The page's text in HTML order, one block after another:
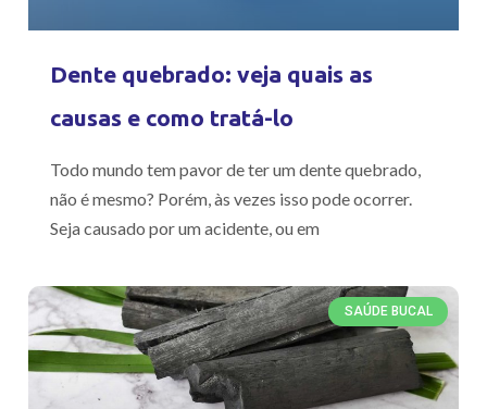
Dente quebrado: veja quais as
causas e como tratá-lo
Todo mundo tem pavor de ter um dente quebrado,
não é mesmo? Porém, às vezes isso pode ocorrer.
Seja causado por um acidente, ou em
SAÚDE BUCAL